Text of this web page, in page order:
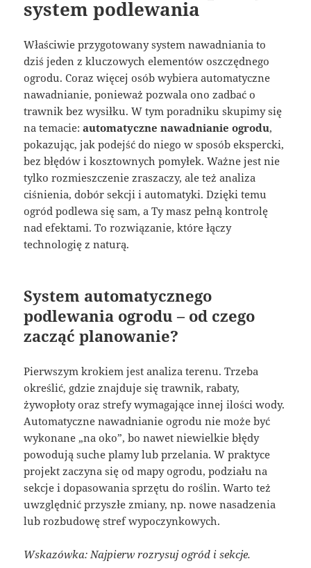
system podlewania
Właściwie przygotowany system nawadniania to
dziś jeden z kluczowych elementów oszczędnego
ogrodu. Coraz więcej osób wybiera automatyczne
nawadnianie, ponieważ pozwala ono zadbać o
trawnik bez wysiłku. W tym poradniku skupimy się
na temacie:automatyczne nawadnianie ogrodu,
pokazując, jak podejść do niego w sposób ekspercki,
bez błędów i kosztownych pomyłek. Ważne jest nie
tylko rozmieszczenie zraszaczy, ale też analiza
ciśnienia, dobór sekcji i automatyki. Dzięki temu
ogród podlewa się sam, a Ty masz pełną kontrolę
nad efektami. To rozwiązanie, które łączy
technologię z naturą.
System automatycznego
podlewania ogrodu – od czego
zacząć planowanie?
Pierwszym krokiem jest analiza terenu. Trzeba
określić, gdzie znajduje się trawnik, rabaty,
żywopłoty oraz strefy wymagające innej ilości wody.
Automatyczne nawadnianie ogrodu nie może być
wykonane „na oko”, bo nawet niewielkie błędy
powodują suche plamy lub przelania. W praktyce
projekt zaczyna się od mapy ogrodu, podziału na
sekcje i dopasowania sprzętu do roślin. Warto też
uwzględnić przyszłe zmiany, np. nowe nasadzenia
lub rozbudowę stref wypoczynkowych.
Wskazówka: Najpierw rozrysuj ogród i sekcje.